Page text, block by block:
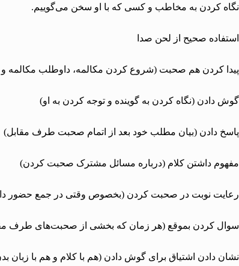
نگاه کردن به مخاطب و کسی که با او سخن می‌گوییم.
استفاده صحیح از لحن صدا
پیدا کردن هم صحبت (شروع کردن مکالمه، داوطلب مکالمه
گوش دادن (نگاه کردن به گوینده و توجه کردن به او)
پاسخ دادن (بیان مطلب خود بعد از اتمام صحبت طرف مقابل)
مفهوم داشتن کلام (درباره مسائل مشترک صحبت کردن)
رعایت نوبت در صحبت کردن (بخصوص وقتی در جمع حضور
سوال کردن بموقع (هر زمان که بخشی از صحبت‌های طرف
نشان دادن اشتیاق برای گوش دادن (هم با کلام و هم با زبان